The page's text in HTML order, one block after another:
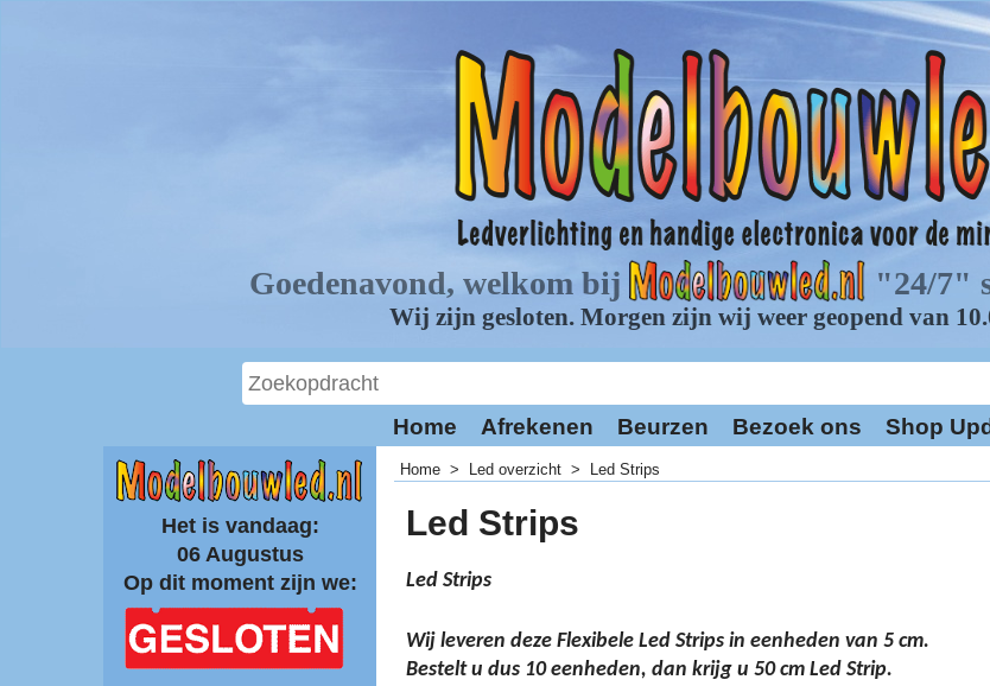
Home Afrekenen Beurzen Bezoek ons Shop
Het is vandaag:
06 Augustus
Op dit moment zijn we:
Home > Led overzicht > Led Strips
Led Strips
Led Strips
Wij leveren deze Flexibele Led Strips in eenheden van 5 cm.
Bestelt u dus 10 eenheden, dan krijg u 50 cm Led Strip.